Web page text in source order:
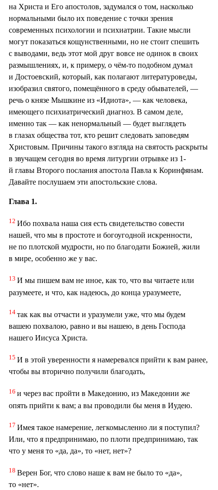
на Христа и Его апостолов, задумался о том, насколько
нормальными было их поведение с точки зрения
современных психологии и психиатрии. Такие мысли
могут показаться кощунственными, но не стоит спешить
с выводами, ведь этот мой друг вовсе не одинок в своих
размышлениях, и, к примеру, о чём-то подобном думал
и Достоевский, который, как полагают литературоведы,
изобразил святого, помещённого в среду обывателей, —
речь о князе Мышкине из «Идиота», — как человека,
имеющего психиатрический диагноз. В самом деле,
именно так — как ненормальный — будет выглядеть
в глазах общества тот, кто решит следовать заповедям
Христовым. Причины такого взгляда на святость раскрыты
в звучащем сегодня во время литургии отрывке из 1-
й главы Второго послания апостола Павла к Коринфянам.
Давайте послушаем эти апостольские слова.
Глава 1.
12 Ибо похвала наша сия есть свидетельство совести
нашей, что мы в простоте и богоугодной искренности,
не по плотской мудрости, но по благодати Божией, жили
в мире, особенно же у вас.
13 И мы пишем вам не иное, как то, что вы читаете или
разумеете, и что, как надеюсь, до конца уразумеете,
14 так как вы отчасти и уразумели уже, что мы будем
вашею похвалою, равно и вы нашею, в день Господа
нашего Иисуса Христа.
15 И в этой уверенности я намеревался прийти к вам ранее,
чтобы вы вторично получили благодать,
16 и через вас пройти в Македонию, из Македонии же
опять прийти к вам; а вы проводили бы меня в Иудею.
17 Имея такое намерение, легкомысленно ли я поступил?
Или, что я предпринимаю, по плоти предпринимаю, так
что у меня то «да, да», то «нет, нет»?
18 Верен Бог, что слово наше к вам не было то «да»,
то «нет».